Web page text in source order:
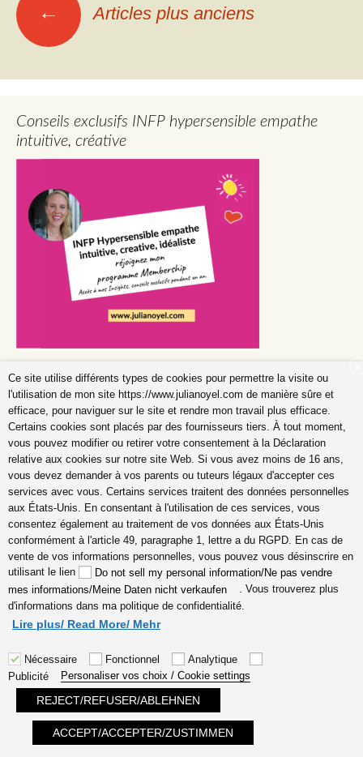
des
← Articles plus anciens
Conseils exclusifs INFP hypersensible empathe
intuitive, créative
Je me sens heureuse que vous soyez ici
Posts
Find my posts/actualités here
Ce site utilise différents types de cookies pour permettre la visite ou
l'utilisation de mon site https://www.julianoyel.com de manière sûre et
efficace, pour naviguer sur le site et rendre mon travail plus efficace.
Certains cookies sont placés par des fournisseurs tiers. À tout moment,
vous pouvez modifier ou retirer votre consentement à la Déclaration
relative aux cookies sur notre site Web. Si vous avez moins de 16 ans,
vous devez demander à vos parents ou tuteurs légaux d'accepter ces
services avec vous. Certains services traitent des données personnelles
aux États-Unis. En consentant à l'utilisation de ces services, vous
consentez également au traitement de vos données aux États-Unis
conformément à l'article 49, paragraphe 1, lettre a du RGPD. En cas de
vente de vos informations personnelles, vous pouvez vous désinscrire en
utilisant le lien
Do not sell my personal information/Ne pas vendre
mes informations/Meine Daten nicht verkaufen
. Vous trouverez plus
d'informations dans ma politique de confidentialité.
Lire plus/ Read More/ Mehr
Nécessaire Fonctionnel
Analytique
Publicité
Personaliser vos choix / Cookie settings
REJECT/REFUSER/ABLEHNEN
ACCEPT/ACCEPTER/ZUSTIMMEN